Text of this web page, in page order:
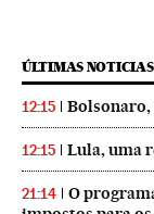
ÚLTIMAS NOTICIAS
12:15 Bolsonaro,
12:15 Lula, uma
21:14
O